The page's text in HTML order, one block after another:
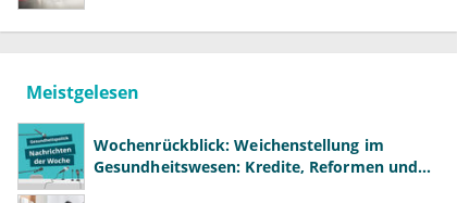
Meistgelesen
Wochenrückblick: Weichenstellung im
Gesundheitswesen: Kredite, Reformen und